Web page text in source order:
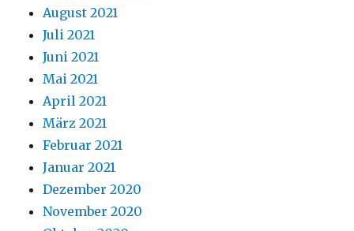
August 2021
Juli 2021
Juni 2021
Mai 2021
April 2021
März 2021
Februar 2021
Januar 2021
Dezember 2020
November 2020